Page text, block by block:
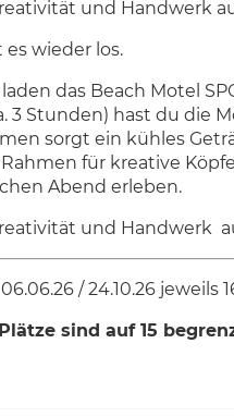
und Handwerk
wieder los.
das Beach Motel
3 Stunden) hast du die
sorgt ein kühles
für kreative
Abend erleben.
und Handwerk
/ 24.10.26 jeweils
sind auf 15